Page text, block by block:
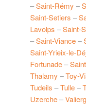
–Saint-Rémy –
Saint-Setiers –
Lavolps –Saint-
–Saint-Viance–
Saint-Yrieix-le-
Fortunade–
Thalamy –Toy-
Tudeils –Tulle–
Uzerche–